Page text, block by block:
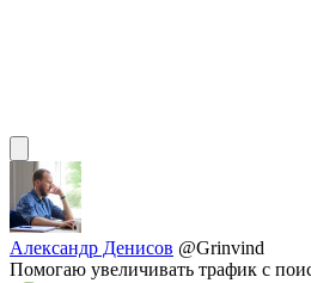
Александр Денисов @Grinvind
Помогаю увеличивать трафик с